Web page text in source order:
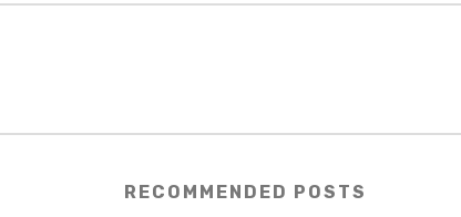
RECOMMENDED POSTS